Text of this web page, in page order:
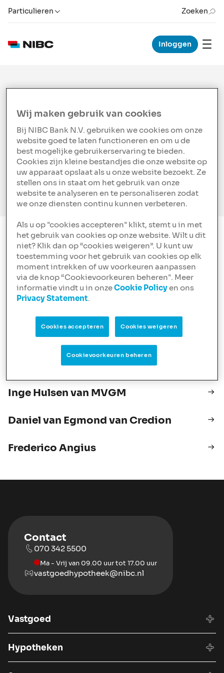
Particulieren Zoeken
Inloggen
Vastgoed door de
ogen van onze
community
Op deze pagina vindt u interviews, cases en
afleveringen van onze podcast Vastgoed Strategen.
Urban Lofts een bijzondere
financieringsconstructie
Murat Onen van Floris vastgoed
specialisten
Van datacenter naar tot 96
studentenwoningen
Wouter van der Putten
Inge Hulsen van MVGM
Daniel van Egmond van Credion
Frederico Angius
Contact
070 342 5500
Ma - Vrij van 09.00 uur tot 17.00 uur
vastgoedhypotheek@nibc.nl
Vastgoed
Hypotheken
Wij maken gebruik van cookies
Bij NIBC Bank N.V. gebruiken we cookies om onze
website goed te laten functioneren en om u de
best mogelijke gebruikerservaring te bieden.
Cookies zijn kleine bestandjes die onze website op
uw apparaat opslaat als u onze website bezoekt. Ze
stellen ons in staat om het gebruik van onze
website te analyseren en te personaliseren zodat
we onze diensten continu kunnen verbeteren.
Als u op "cookies accepteren" klikt, stemt u in met
het gebruik van cookies op onze website. Wilt u dit
niet? Klik dan op “cookies weigeren”. U kunt uw
toestemming voor het gebruik van cookies op elk
moment intrekken of uw voorkeuren aanpassen
via de knop “Cookievoorkeuren beheren". Meer
informatie vindt u in onzeCookie Policyen ons
Privacy Statement.
Cookies accepteren Cookies weigeren
Cookievoorkeuren beheren